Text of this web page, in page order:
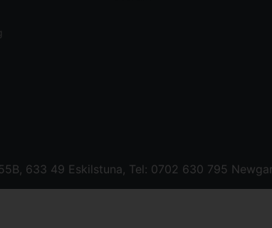
633 49 Eskilstuna, Tel: 0702 630 795